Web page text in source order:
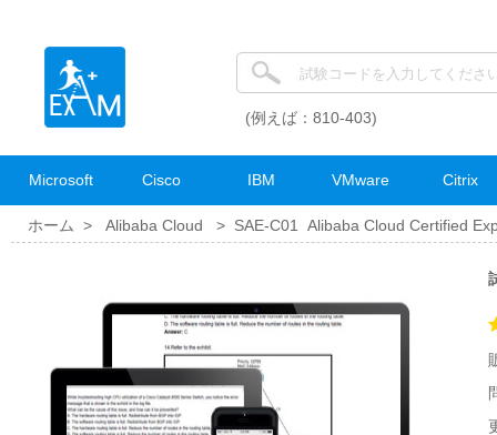
(例えば：810-403)
Microsoft Cisco IBM VMware Citrix
ホーム > Alibaba Cloud > SAE-C01 Alibaba Cloud Certified